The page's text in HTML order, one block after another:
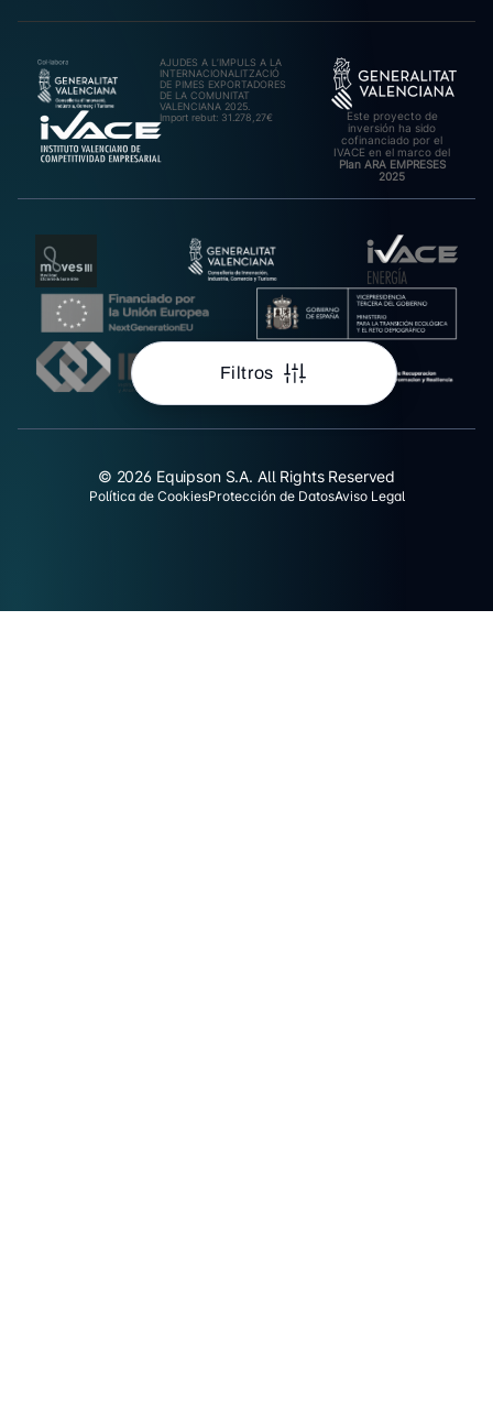
Filtros
AJUDES A L’IMPULS A LA
INTERNACIONALITZACIÓ
DE PIMES EXPORTADORES
DE LA COMUNITAT
VALENCIANA 2025.
Import rebut: 31.278,27€
Este proyecto de
inversión ha sido
cofinanciado por el
IVACE en el marco del
Plan ARA EMPRESES
2025
© 2026 Equipson S.A. All Rights Reserved
Política de CookiesProtección de DatosAviso Legal